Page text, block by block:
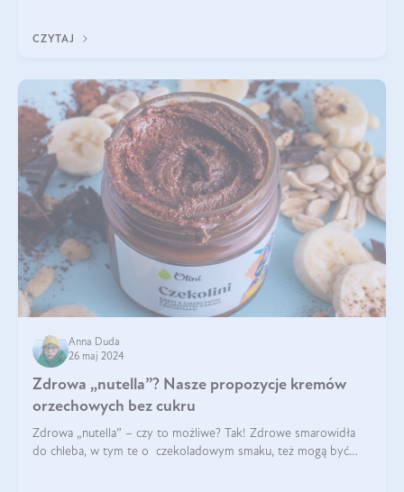
CZYTAJ
Anna Duda
26 maj 2024
Zdrowa „nutella”? Nasze propozycje kremów
orzechowych bez cukru
Zdrowa „nutella” – czy to możliwe? Tak! Zdrowe smarowidła
do chleba, w tym te o czekoladowym smaku, też mogą być